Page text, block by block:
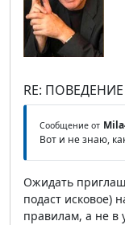
RE:
Сообщение от
Вот и не знаю,
Ожидать
подаст исковое)
правилам, а не в